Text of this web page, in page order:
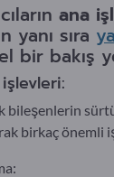
ana
yanı sıra
bir bakış
işlevleri:
bileşenlerin
birkaç önemli